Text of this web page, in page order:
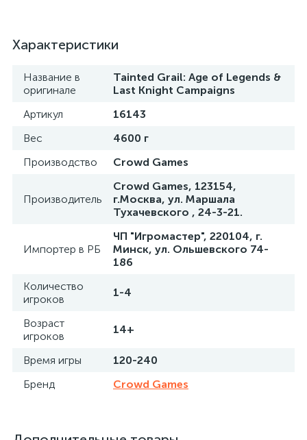
Характеристики
Название в
оригинале
Tainted Grail: Age of Legends &
Last Knight Campaigns
Артикул
16143
Вес
4600 г
Производство
Crowd Games
Производитель
Crowd Games, 123154,
г.Москва, ул. Маршала
Тухачевского , 24-3-21.
Импортер в РБ
ЧП "Игромастер", 220104, г.
Минск, ул. Ольшевского 74-
186
Количество
игроков
1-4
Возраст
игроков
14+
Время игры
120-240
Бренд
Crowd Games